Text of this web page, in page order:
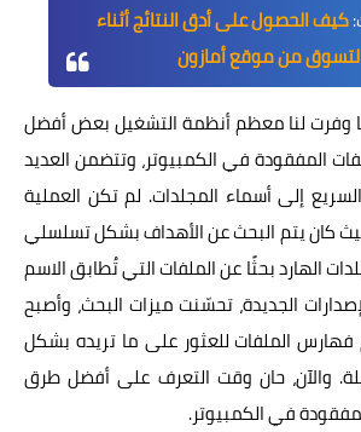
كيف الحصول على أدق النتائج أثناء
من موقع أمازون
وفرت لنا معظم أنظمة التشغيل بعض أفضل
المفقودة في الكمبيوتر، وتتضمن العديد
إلى أسماء المجلدات. لم تكن العملية
كان يتم البحث عن الأهداف بشكل تسلسلي
الهارد بحثًا عن الملفات التي تُطابق الاسم
الجديدة، تحسّنت ميزات البحث، وأصبح
الملفات للعثور على ما تريده بشكل
والآن، حان وقت التعرف على أفضل طرق
في الكمبيوتر.